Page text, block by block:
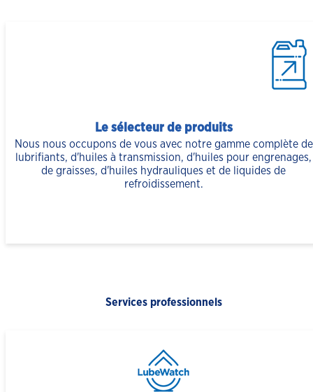
Le sélecteur de produits
Nous nous occupons de vous avec notre gamme complète de
lubrifiants, d'huiles à transmission, d'huiles pour engrenages,
de graisses, d'huiles hydrauliques et de liquides de
refroidissement.
Services professionnels